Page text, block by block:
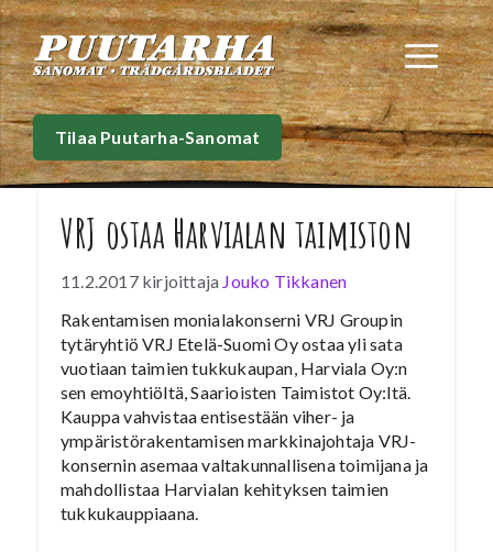
Siirry
sisältöön
Tilaa Puutarha-Sanomat
VRJ ostaa Harvialan taimiston
11.2.2017 kirjoittaja Jouko Tikkanen
Rakentamisen monialakonserni VRJ Groupin
tytäryhtiö VRJ Etelä-Suomi Oy ostaa yli sata
vuotiaan taimien tukkukaupan, Harviala Oy:n
sen emoyhtiöltä, Saarioisten Taimistot Oy:ltä.
Kauppa vahvistaa entisestään viher- ja
ympäristörakentamisen markkinajohtaja VRJ-
konsernin asemaa valtakunnallisena toimijana ja
mahdollistaa Harvialan kehityksen taimien
tukkukauppiaana.